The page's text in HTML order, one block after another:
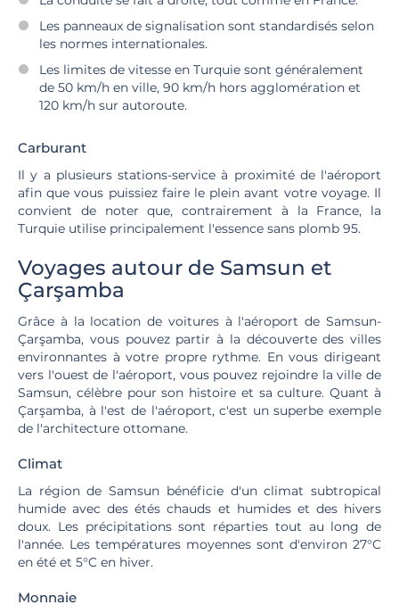
Les panneaux de signalisation sont standardisés selon
les normes internationales.
Les limites de vitesse en Turquie sont généralement
de 50 km/h en ville, 90 km/h hors agglomération et
120 km/h sur autoroute.
Carburant
Il y a plusieurs stations-service à proximité de l'aéroport
afin que vous puissiez faire le plein avant votre voyage. Il
convient de noter que, contrairement à la France, la
Turquie utilise principalement l'essence sans plomb 95.
Voyages autour de Samsun et
Çarşamba
Grâce à la location de voitures à l'aéroport de Samsun-
Çarşamba, vous pouvez partir à la découverte des villes
environnantes à votre propre rythme. En vous dirigeant
vers l'ouest de l'aéroport, vous pouvez rejoindre la ville de
Samsun, célèbre pour son histoire et sa culture. Quant à
Çarşamba, à l'est de l'aéroport, c'est un superbe exemple
de l'architecture ottomane.
Climat
La région de Samsun bénéficie d'un climat subtropical
humide avec des étés chauds et humides et des hivers
doux. Les précipitations sont réparties tout au long de
l'année. Les températures moyennes sont d'environ 27°C
en été et 5°C en hiver.
Monnaie